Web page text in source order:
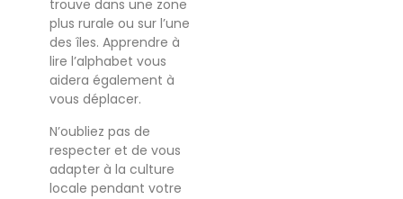
trouve dans une zone
plus rurale ou sur l’une
des îles. Apprendre à
lire l’alphabet vous
aidera également à
vous déplacer.
N’oubliez pas de
respecter et de vous
adapter à la culture
locale pendant votre